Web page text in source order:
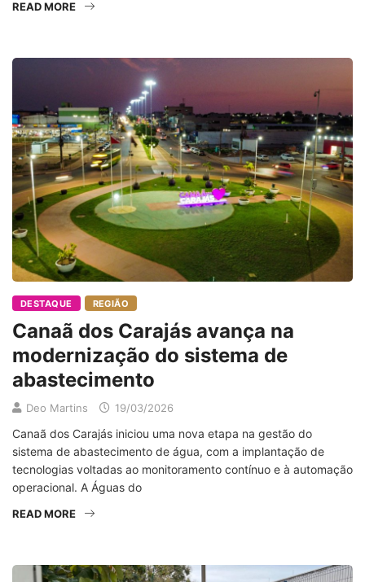
READ MORE
DESTAQUE REGIÃO
Canaã dos Carajás avança na
modernização do sistema de
abastecimento
Deo Martins 19/03/2026
Canaã dos Carajás iniciou uma nova etapa na gestão do
sistema de abastecimento de água, com a implantação de
tecnologias voltadas ao monitoramento contínuo e à automação
operacional. A Águas do
READ MORE